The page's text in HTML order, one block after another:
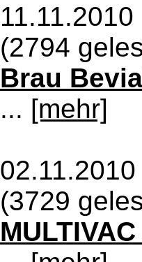
11.11.2010
(2794
Brau
... [mehr]
02.11.2010
(3729